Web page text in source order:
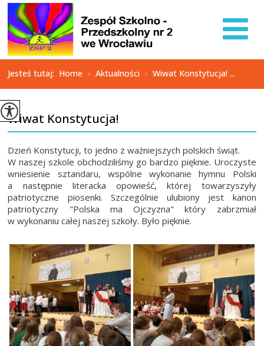
Jesteś tutaj: Home > Aktualności > Wiwat Konstytucja! ...
Wiwat Konstytucja!
Dzień Konstytucji, to jedno z ważniejszych polskich świąt.
W naszej szkole obchodziliśmy go bardzo pięknie. Uroczyste
wniesienie sztandaru, wspólne wykonanie hymnu Polski
a następnie literacka opowieść, której towarzyszyły
patriotyczne piosenki. Szczególnie ulubiony jest kanon
patriotyczny "Polska ma Ojczyzna" który zabrzmiał
w wykonaniu całej naszej szkoły. Było pięknie.